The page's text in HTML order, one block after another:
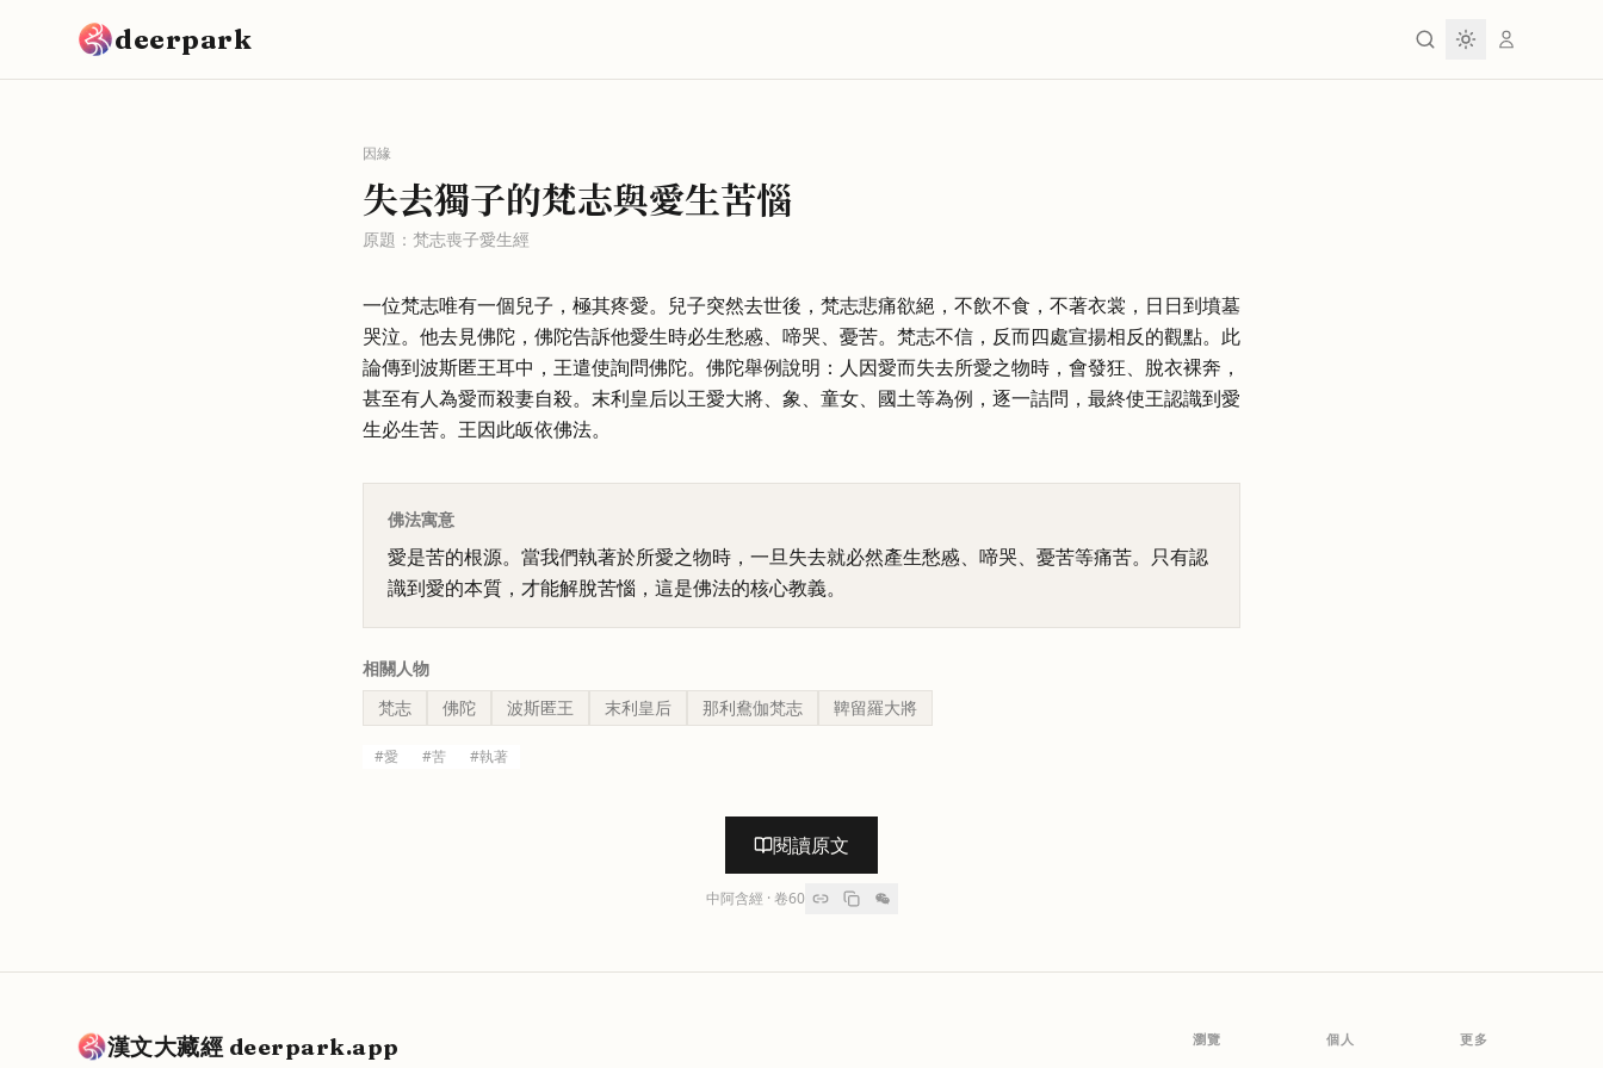
deerpark
因緣
失去獨子的梵志與愛生苦惱
原題： 梵志喪子愛生經
一位梵志唯有一個兒子，極其疼愛。兒子突然去世後，梵志悲痛欲絕，不飲不食，不著衣裳，日日到墳墓
哭泣。他去見佛陀，佛陀告訴他愛生時必生愁慼、啼哭、憂苦。梵志不信，反而四處宣揚相反的觀點。此
論傳到波斯匿王耳中，王遣使詢問佛陀。佛陀舉例說明：人因愛而失去所愛之物時，會發狂、脫衣裸奔，
甚至有人為愛而殺妻自殺。末利皇后以王愛大將、象、童女、國土等為例，逐一詰問，最終使王認識到愛
生必生苦。王因此皈依佛法。
佛法寓意
愛是苦的根源。當我們執著於所愛之物時，一旦失去就必然產生愁慼、啼哭、憂苦等痛苦。只有認
識到愛的本質，才能解脫苦惱，這是佛法的核心教義。
相關人物
梵志
佛陀 波斯匿王 末利皇后 那利鴦伽梵志 鞞留羅大將
#愛 #苦 #執著
閱讀原文
中阿含經 · 卷60
漢文大藏經 deerpark.app 瀏覽 個人 更多